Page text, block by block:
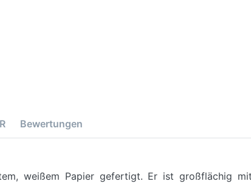
Bewertungen
weißem Papier gefertigt. Er ist großflächig